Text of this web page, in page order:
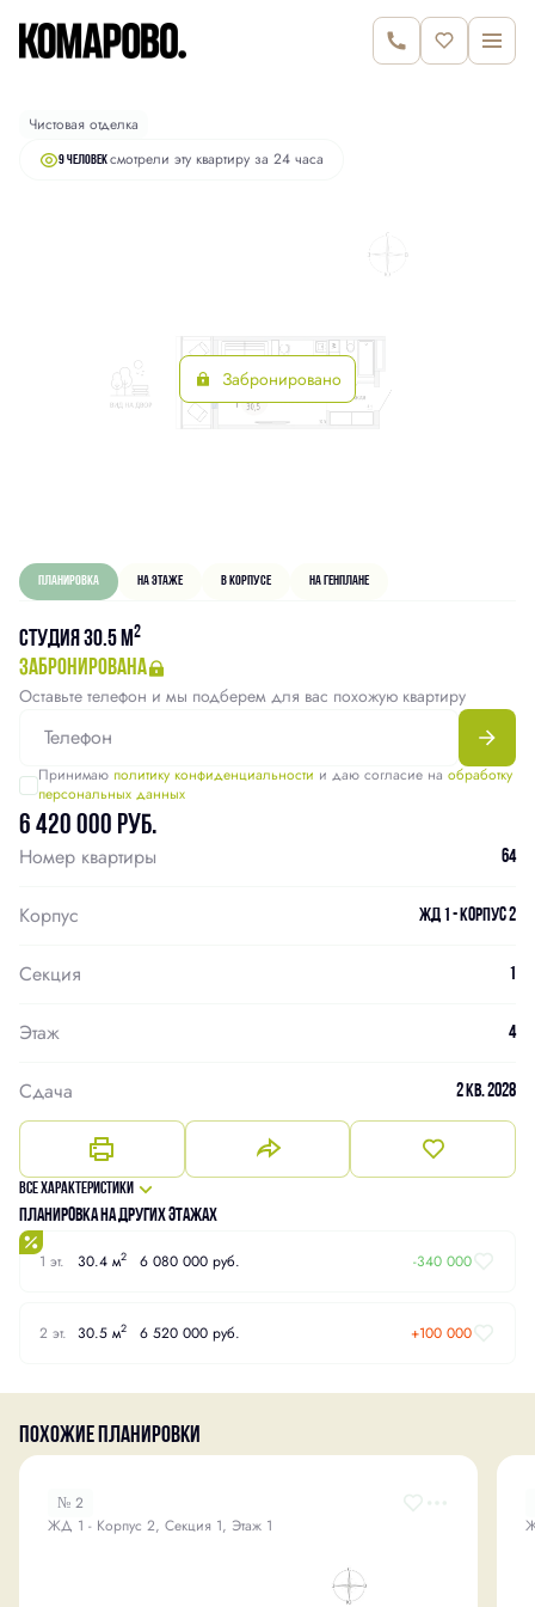
Студия30.5 м2 6 420 000 руб.
Чистовая отделка
9 человексмотрели эту квартиру за 24 часа
Забронировано
Планировка На этаже В корпусе На генплане
Студия 30.5 м2
забронирована
Оставьте телефон и мы подберем для вас похожую квартиру
Принимаю политику конфиденциальности и даю согласие на обработку
персональных данных
6 420 000 руб.
Номер квартиры 64
Корпус ЖД 1 - Корпус 2
Секция 1
Этаж 4
Сдача 2 кв. 2028
Все характеристики
Планировка на других этажах
1 эт. 30.4 м2 6 080 000 руб. -340 000
2 эт. 30.5 м2 6 520 000 руб. +100 000
Похожие планировки
№ 2
ЖД 1 - Корпус 2, Секция 1, Этаж 1